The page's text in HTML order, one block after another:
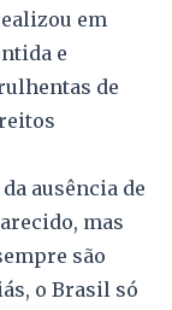
em
e
de
ausência de
mas
são
o Brasil só